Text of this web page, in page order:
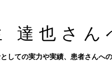
達也さん
しての実力や実績、患者さんへ